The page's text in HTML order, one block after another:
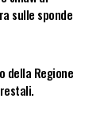
sulle sponde
della Regione